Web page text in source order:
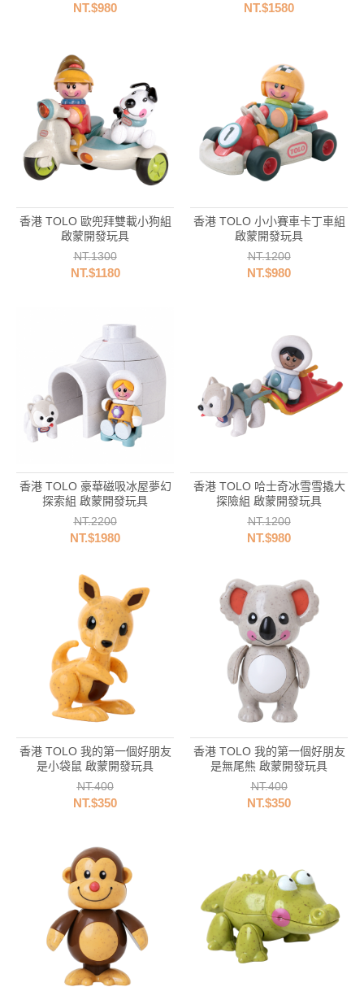
NT.$980 NT.$1580
香港 TOLO 歐兜拜雙載小狗組
啟蒙開發玩具
NT.1300
NT.$1180
香港 TOLO 小小賽車卡丁車組
啟蒙開發玩具
NT.1200
NT.$980
香港 TOLO 豪華磁吸冰屋夢幻
探索組 啟蒙開發玩具
NT.2200
NT.$1980
香港 TOLO 哈士奇冰雪雪撬大
探險組 啟蒙開發玩具
NT.1200
NT.$980
香港 TOLO 我的第一個好朋友
是小袋鼠 啟蒙開發玩具
NT.400
NT.$350
香港 TOLO 我的第一個好朋友
是無尾熊 啟蒙開發玩具
NT.400
NT.$350